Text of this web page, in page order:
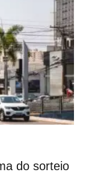
do sorteio